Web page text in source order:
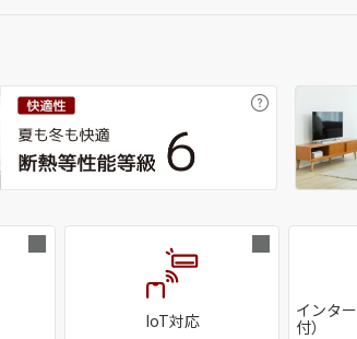
IoT対応
インタ
付）